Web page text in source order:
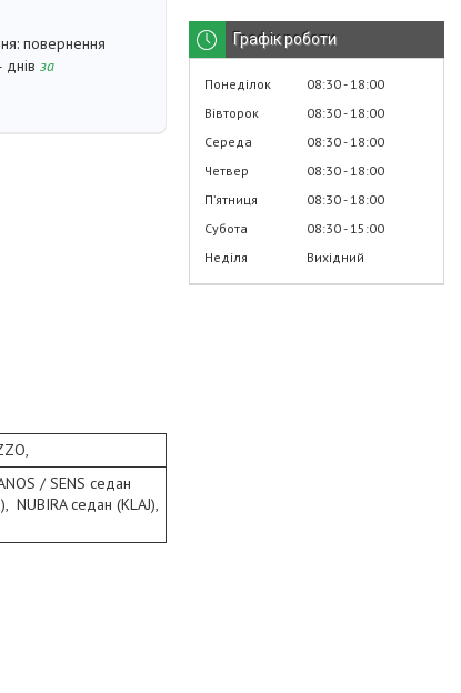
повернення
за
/ SENS седан
NUBIRA седан (KLAJ),
Графік роботи
Понеділок 08:30 18:00
Вівторок
08:30 18:00
Середа
08:30 18:00
Четвер
08:30 18:00
Пʼятниця
08:30 18:00
Субота
08:30 15:00
Неділя
Вихідний